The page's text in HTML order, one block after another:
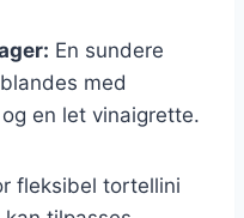
En sundere
med
en let vinaigrette.
fleksibel tortellini